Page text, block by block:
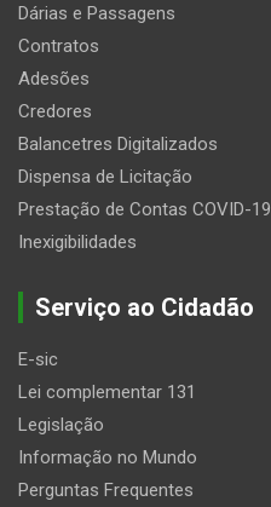
Dárias e Passagens
Contratos
Adesões
Credores
Balancetres Digitalizados
Dispensa de Licitação
Prestação de Contas COVID-19
Inexigibilidades
Serviço ao Cidadão
E-sic
Lei complementar 131
Legislação
Informação no Mundo
Perguntas Frequentes